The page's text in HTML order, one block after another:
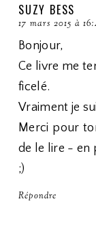
SUZY BESS
17 mars 2015 à
Bonjour,
Ce livre me
ficelé.
Vraiment je
Merci pour
de le lire - en
;)
Répondre